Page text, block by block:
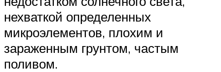
нехваткой определенных
микроэлементов, плохим и
зараженным грунтом, частым
поливом.